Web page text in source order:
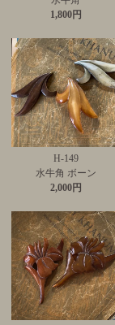
1,800円
H-149
水牛角 ボーン
2,000円